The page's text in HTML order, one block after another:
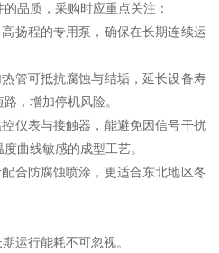
品质，采购时应重点关注：
扬程的专用泵，确保在长期连续运
热管可抵抗腐蚀与结垢，延长设备寿
，增加停机风险。
控仪表与接触器，能避免因信号干扰
曲线敏感的成型工艺。
配合防腐蚀喷涂，更适合东北地区冬
运行能耗不可忽视。